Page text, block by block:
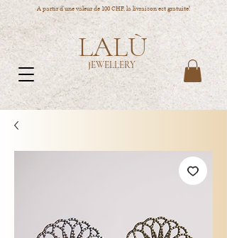
A partir d'une valeur de 100 CHF, la livraison est gratuite!
LALÙ
JEWELLERY